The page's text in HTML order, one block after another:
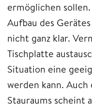
ermöglichen
Aufbau des
nicht ganz klar.
Tischplatte
Situation eine
werden kann.
Stauraums scheint